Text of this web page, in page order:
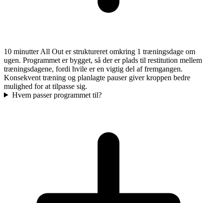
10 minutter All Out er struktureret omkring 1 træningsdage om
ugen. Programmet er bygget, så der er plads til restitution mellem
træningsdagene, fordi hvile er en vigtig del af fremgangen.
Konsekvent træning og planlagte pauser giver kroppen bedre
mulighed for at tilpasse sig.
Hvem passer programmet til?